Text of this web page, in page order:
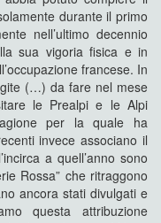
durante il primo
nell’ultimo decennio
sua vigoria fisica e in
francese. In
(…) da fare nel mese
le Prealpi e le Alpi
per la quale ha
invece associano il
a quell’anno sono
Rossa” che ritraggono
ancora stati divulgati e
questa attribuzione